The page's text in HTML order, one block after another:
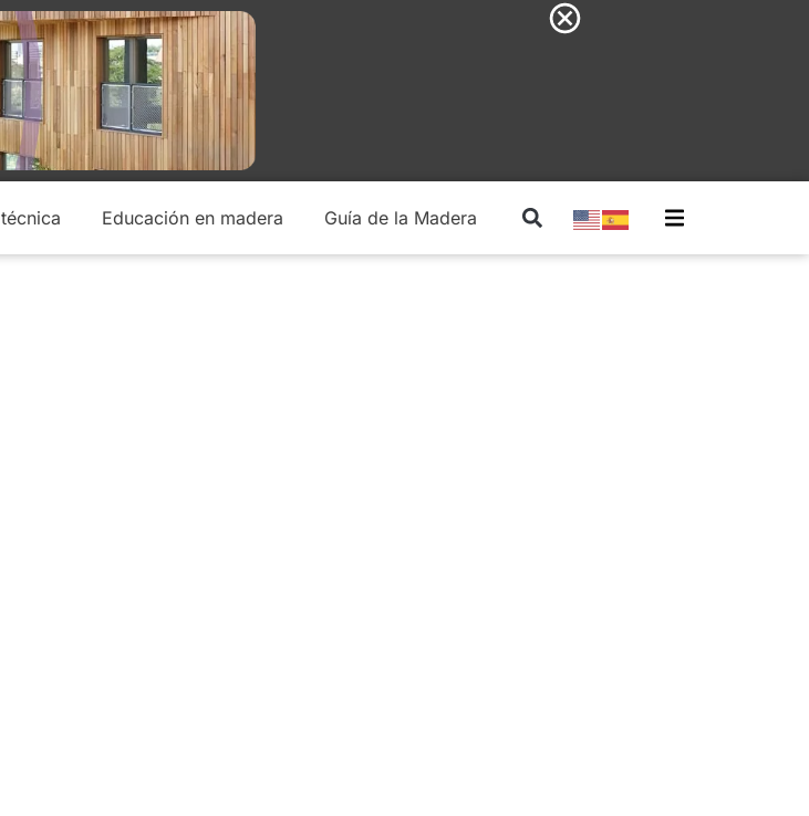
Educación en madera Guía de la Madera